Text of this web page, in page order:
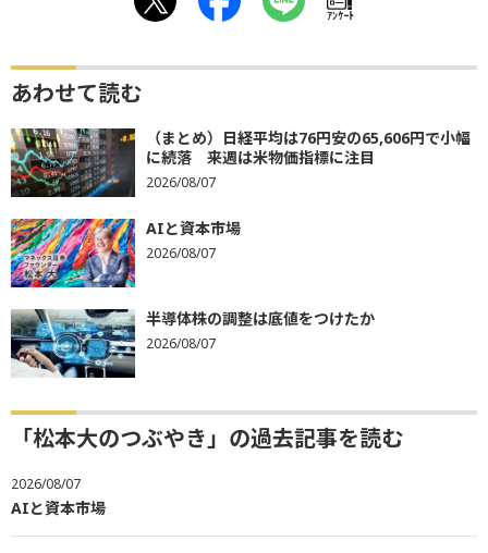
ｱﾝｹｰﾄ
あわせて読む
（まとめ）日経平均は76円安の65,606円で小幅
に続落 来週は米物価指標に注目
2026/08/07
AIと資本市場
2026/08/07
半導体株の調整は底値をつけたか
2026/08/07
「松本大のつぶやき」の過去記事を読む
2026/08/07
AIと資本市場